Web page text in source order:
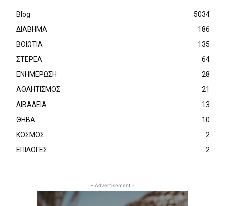
Blog
5034
ΔΙΑΒΗΜΑ
186
ΒΟΙΩΤΙΑ
135
ΣΤΕΡΕΑ
64
ΕΝΗΜΕΡΩΣΗ
28
ΑΘΛΗΤΙΣΜΟΣ
21
ΛΙΒΑΔΕΙΑ
13
ΘΗΒΑ
10
ΚΟΣΜΟΣ
2
ΕΠΙΛΟΓΕΣ
2
- Advertisement -